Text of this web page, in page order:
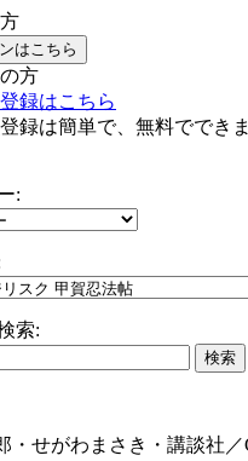
はこちら
方
録は簡単で、無料でできま
:
索:
・せがわまさき・講談社